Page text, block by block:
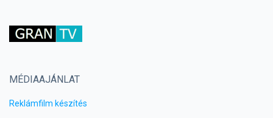
MÉDIAAJÁNLAT
Reklámfilm készítés